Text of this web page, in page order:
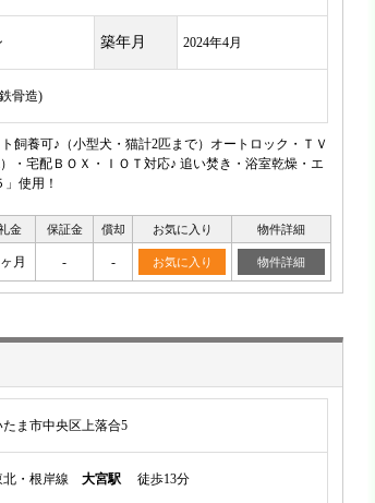
築年月 2024年4月
骨造)
養可♪（小型犬・猫計2匹まで）オートロック・ＴＶ
・宅配ＢＯＸ・ＩＯＴ対応♪ 追い焚き・浴室乾燥・エ
使用！
金 保証金 償却 お気に入り 物件詳細
月 - - お気に入り 物件詳細
ま市中央区上落合5
北・根岸線 大宮駅 徒歩13分